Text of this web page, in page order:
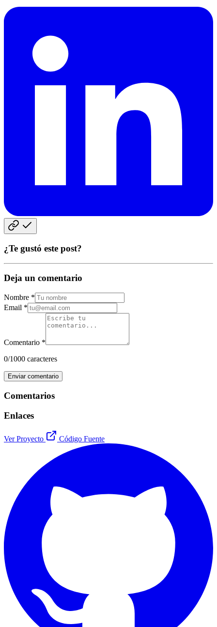
¿Te gustó este post?
Deja un comentario
Nombre *
Email *
Comentario *
0/1000 caracteres
Enviar comentario
Comentarios
Enlaces
Ver Proyecto Código Fuente